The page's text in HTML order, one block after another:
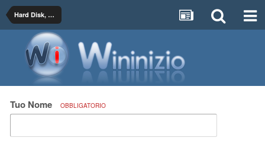
Hard Disk, SSD, Memory Card, USB Pendrive
Tuo Nome OBBLIGATORIO